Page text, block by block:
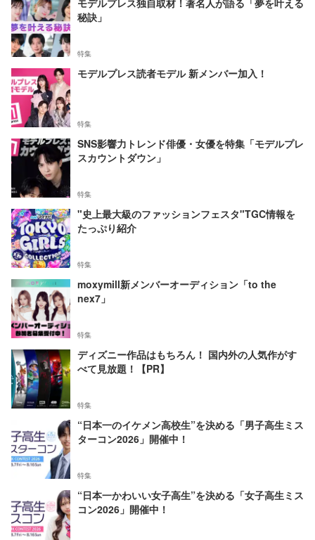
モデルプレス独自取材！著名人が語る「夢を叶える
秘訣」
特集
モデルプレス読者モデル 新メンバー加入！
特集
SNS影響力トレンド俳優・女優を特集「モデルプレ
スカウントダウン」
特集
"史上最大級のファッションフェスタ"TGC情報を
たっぷり紹介
特集
moxymill新メンバーオーディション「to the
nex7」
特集
ディズニー作品はもちろん！ 国内外の人気作がす
べて見放題！【PR】
特集
“日本一のイケメン高校生”を決める「男子高生ミス
ターコン2026」開催中！
特集
“日本一かわいい女子高生”を決める「女子高生ミス
コン2026」開催中！